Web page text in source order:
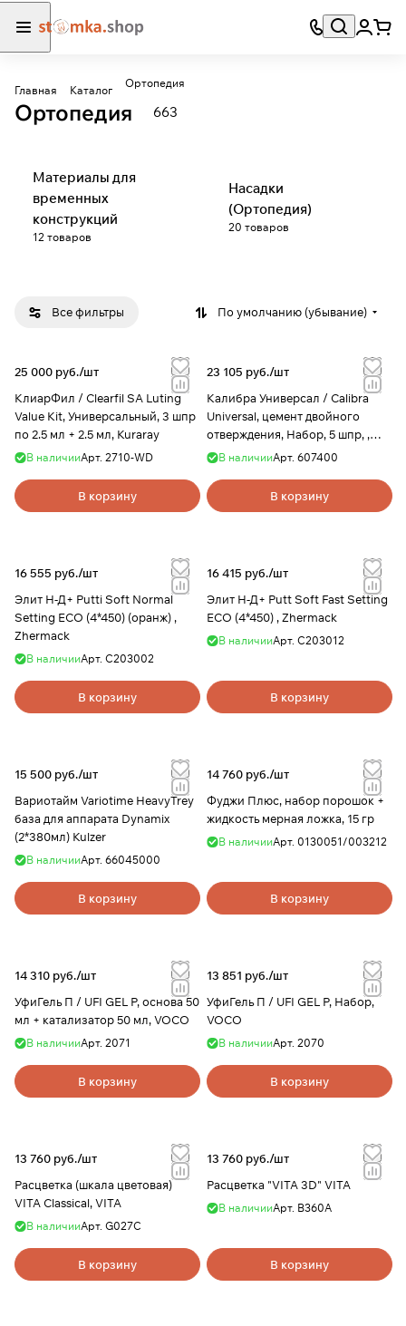
Главная Каталог
Ортопедия
Ортопедия 663
Материалы для
временных
конструкций
12 товаров
Насадки
(Ортопедия)
20 товаров
Все фильтры По умолчанию (убывание)
25 000 руб./шт
КлиарФил / Clearfil SA Luting
Value Kit, Универсальный, 3 шпр
по 2.5 мл + 2.5 мл, Kuraray
В наличииАрт. 2710-WD
В корзину
23 105 руб./шт
Калибра Универсал / Calibra
Universal, цемент двойного
отверждения, Набор, 5 шпр, ,
Dentsply
В наличииАрт. 607400
В корзину
16 555 руб./шт
Элит Н-Д+ Putti Soft Normal
Setting ECO (4*450) (оранж) ,
Zhermack
В наличииАрт. С203002
В корзину
16 415 руб./шт
Элит Н-Д+ Putt Soft Fast Setting
ECO (4*450) , Zhermack
В наличииАрт. C203012
В корзину
15 500 руб./шт
Вариотайм Variotime HeavyTrey
база для аппарата Dynamix
(2*380мл) Kulzer
В наличииАрт. 66045000
В корзину
14 760 руб./шт
Фуджи Плюс, набор порошок +
жидкость мерная ложка, 15 гр
В наличииАрт. 0130051/003212
В корзину
14 310 руб./шт
УфиГель П / UFI GEL Р, основа 50
мл + катализатор 50 мл, VOCO
В наличииАрт. 2071
В корзину
13 851 руб./шт
УфиГель П / UFI GEL Р, Набор,
VOCO
В наличииАрт. 2070
В корзину
13 760 руб./шт
Расцветка (шкала цветовая)
VITA Classical, VITA
В наличииАрт. G027C
В корзину
13 760 руб./шт
Расцветка "VITA 3D" VITA
В наличииАрт. В360А
В корзину